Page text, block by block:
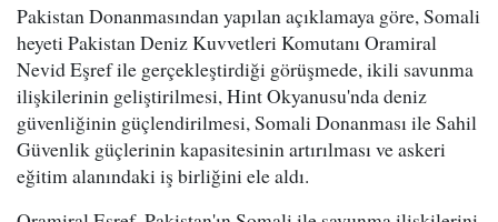
Pakistan Donanmasından yapılan açıklamaya göre, Somali
heyeti Pakistan Deniz Kuvvetleri Komutanı Oramiral
Nevid Eşref ile gerçekleştirdiği görüşmede, ikili savunma
ilişkilerinin geliştirilmesi, Hint Okyanusu'nda deniz
güvenliğinin güçlendirilmesi, Somali Donanması ile Sahil
Güvenlik güçlerinin kapasitesinin artırılması ve askeri
eğitim alanındaki iş birliğini ele aldı.